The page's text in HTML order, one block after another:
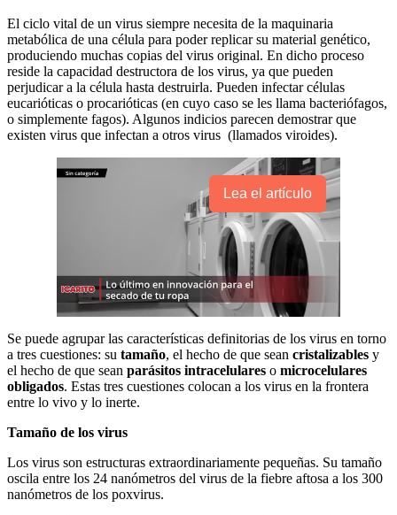
El ciclo vital de un virus siempre necesita de la maquinaria
metabólica de una célula para poder replicar su material genético,
produciendo muchas copias del virus original. En dicho proceso
reside la capacidad destructora de los virus, ya que pueden
perjudicar a la célula hasta destruirla. Pueden infectar células
eucarióticas o procarióticas (en cuyo caso se les llama bacteriófagos,
o simplemente fagos). Algunos indicios parecen demostrar que
existen virus que infectan a otros virus (llamados viroides).
Lea el artículo
Se puede agrupar las características definitorias de los virus en torno
a tres cuestiones: su tamaño, el hecho de que sean cristalizables y
el hecho de que sean parásitos intracelulares o microcelulares
obligados. Estas tres cuestiones colocan a los virus en la frontera
entre lo vivo y lo inerte.
Tamaño de los virus
Los virus son estructuras extraordinariamente pequeñas. Su tamaño
oscila entre los 24 nanómetros del virus de la fiebre aftosa a los 300
nanómetros de los poxvirus.